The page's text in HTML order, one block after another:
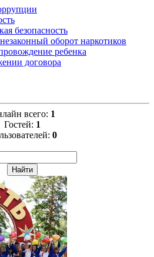
безопасность
оборот наркотиков
ребенка
договора
всего: 1
Гостей: 1
0